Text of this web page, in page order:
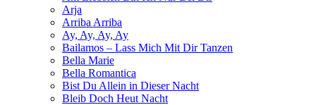
Arja
Arriba Arriba
Ay, Ay, Ay, Ay
Bailamos – Lass Mich Mit Dir Tanzen
Bella Marie
Bella Romantica
Bist Du Allein in Dieser Nacht
Bleib Doch Heut Nacht